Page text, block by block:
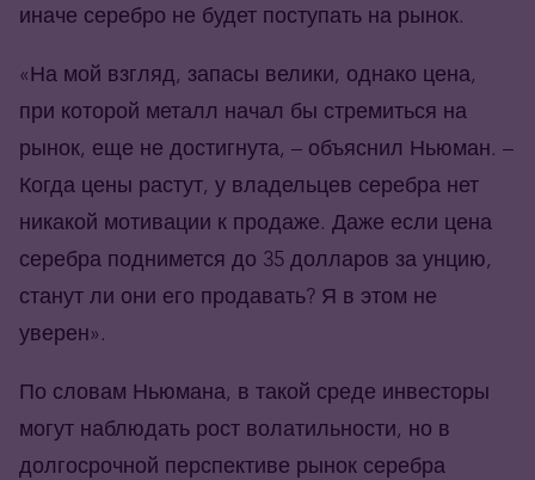
иначе серебро не будет поступать на рынок.
«На мой взгляд, запасы велики, однако цена,
при которой металл начал бы стремиться на
рынок, еще не достигнута, – объяснил Ньюман. –
Когда цены растут, у владельцев серебра нет
никакой мотивации к продаже. Даже если цена
серебра поднимется до 35 долларов за унцию,
станут ли они его продавать? Я в этом не
уверен».
По словам Ньюмана, в такой среде инвесторы
могут наблюдать рост волатильности, но в
долгосрочной перспективе рынок серебра